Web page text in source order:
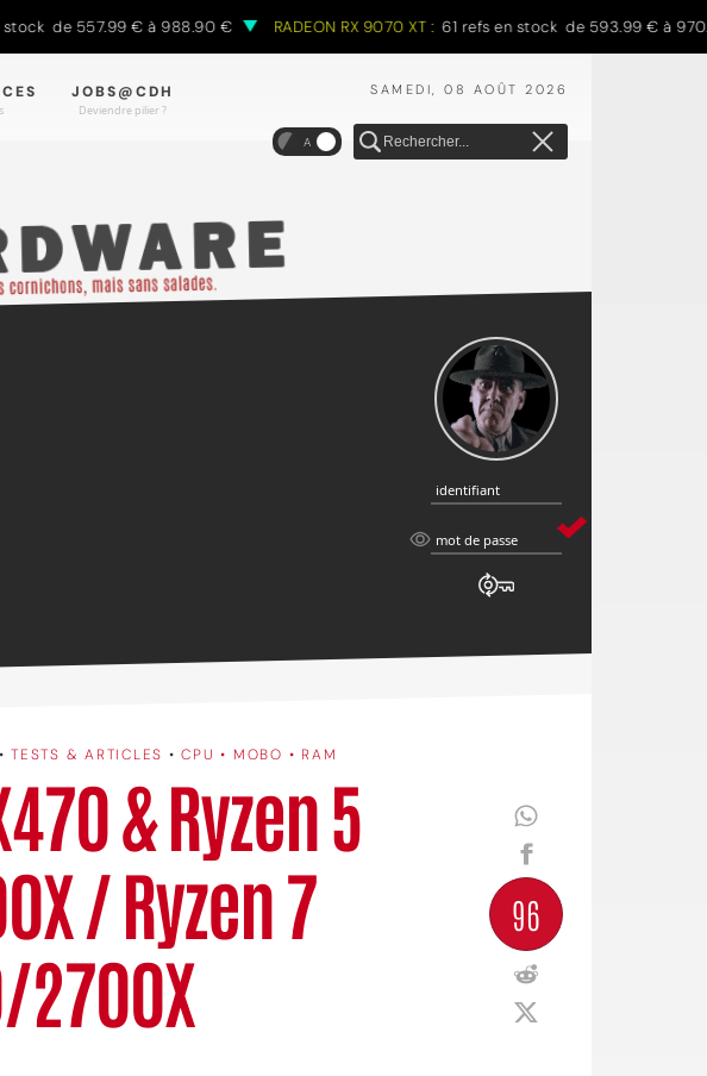
557.99 € à 988.90 € RADEON RX 9070 XT : 61 refs en stock de 593.99 € à 970.68 €
SAMEDI, 08 AOÛT 2026
JOBS@CDH
Deviendre pilier ?
A
identifiant
identifiant
mot
mot de passe
• TESTS & ARTICLES •CPU • MOBO • RAM
& Ryzen 5
/ Ryzen 7
2700X
96